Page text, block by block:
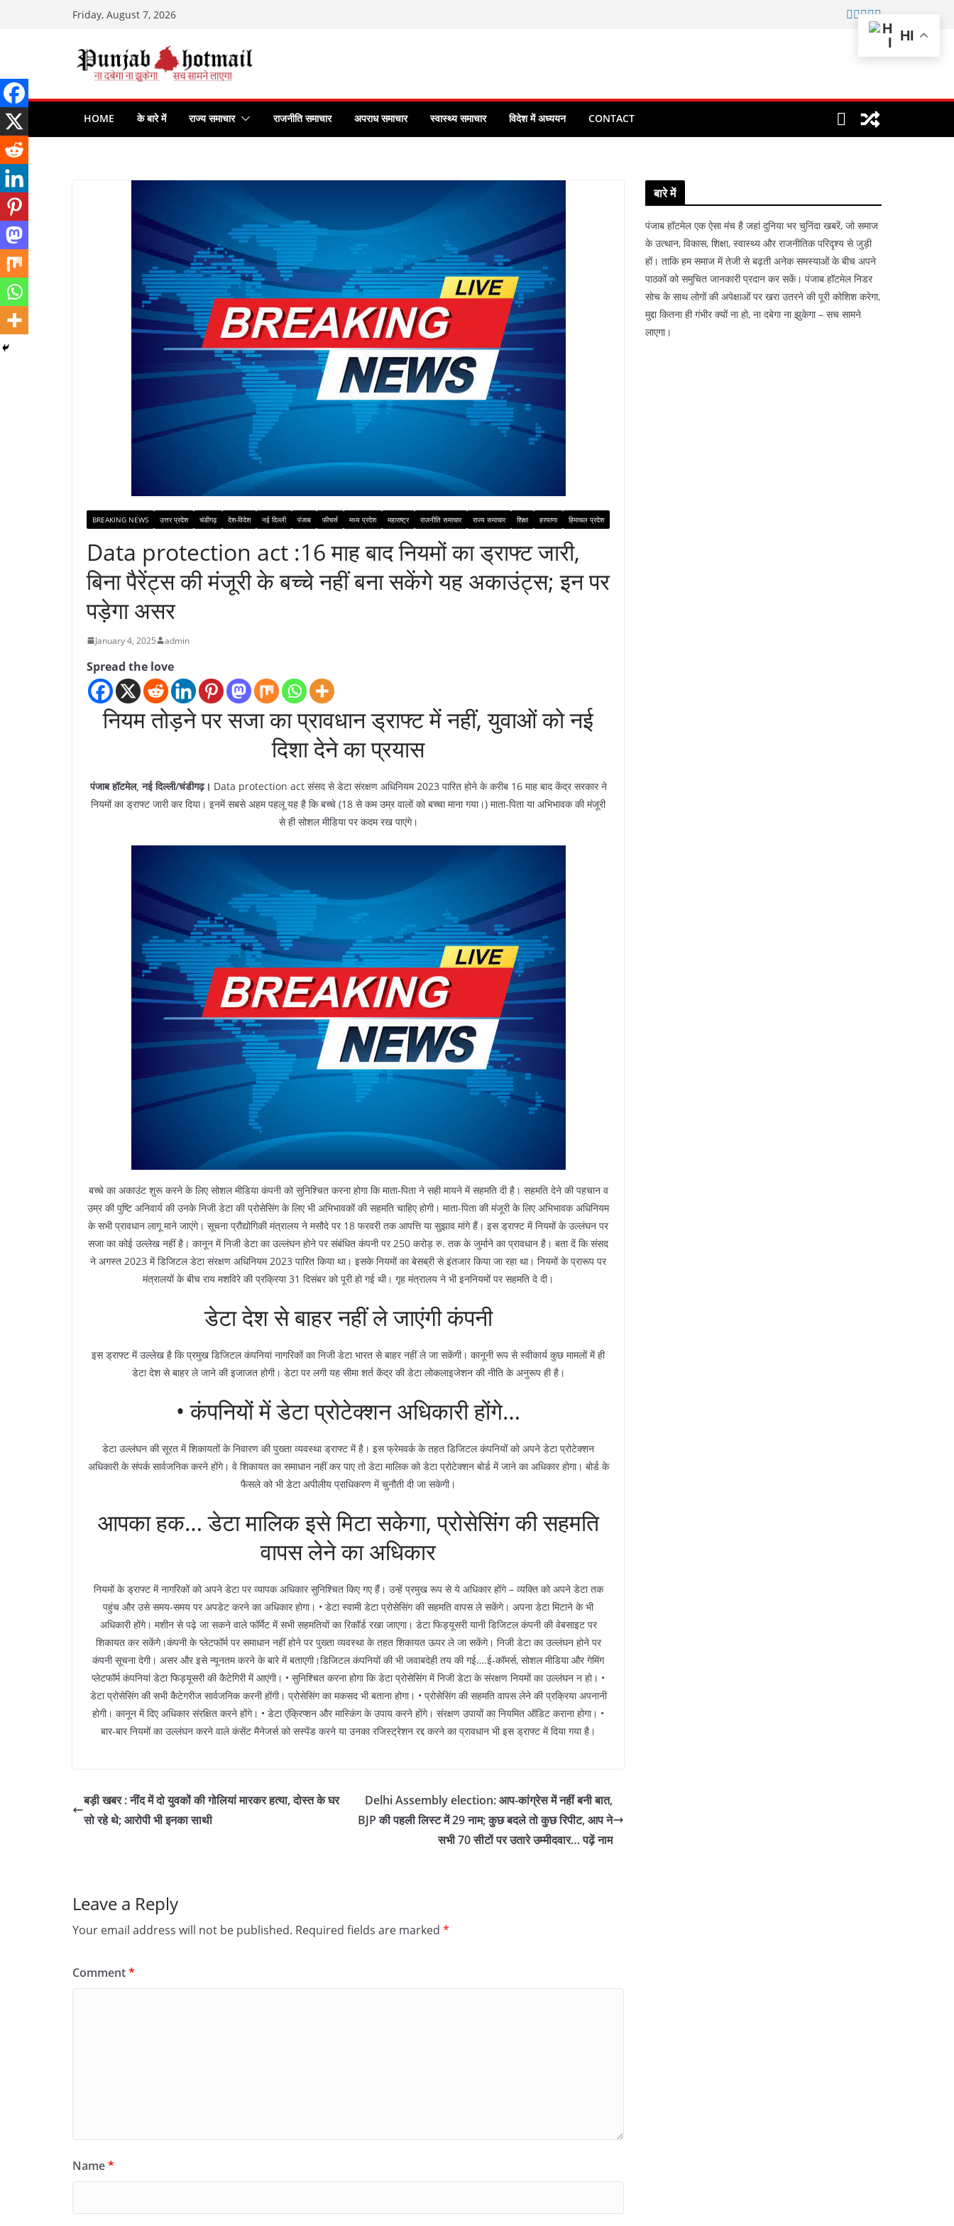
Friday, August 7, 2026
HOME के बारे में राज्य समाचार राजनीति समाचार अपराध समाचार स्वास्थ्य समाचार विदेश में अध्ययन CONTACT
BREAKING NEWS उत्तर प्रदेश चंडीगढ़ देश-विदेश नई दिल्ली पंजाब फीचर्स मध्य प्रदेश महाराष्ट्र राजनीति समाचार राज्य समाचार शिक्षा हरयाणा हिमाचल प्रदेश
Data protection act :16 माह बाद नियमों का ड्राफ्ट जारी,
बिना पैरेंट्स की मंजूरी के बच्चे नहीं बना सकेंगे यह अकाउंट्स; इन पर
पड़ेगा असर
January 4, 2025 admin
Spread the love
नियम तोड़ने पर सजा का प्रावधान ड्राफ्ट में नहीं, युवाओं को नई
दिशा देने का प्रयास
पंजाब हॉटमेल, नई दिल्ली/चंडीगढ़। Data protection act संसद से डेटा संरक्षण अधिनियम 2023 पारित होने के करीब 16 माह बाद केंद्र सरकार ने
नियमों का ड्राफ्ट जारी कर दिया। इनमें सबसे अहम पहलू यह है कि बच्चे (18 से कम उम्र वालों को बच्चा माना गया।) माता-पिता या अभिभावक की मंजूरी
से ही सोशल मीडिया पर कदम रख पाएंगे।
बच्चे का अकाउंट शुरू करने के लिए सोशल मीडिया कंपनी को सुनिश्चित करना होगा कि माता-पिता ने सही मायने में सहमति दी है। सहमति देने की पहचान व
उम्र की पुष्टि अनिवार्य की उनके निजी डेटा की प्रोसेसिंग के लिए भी अभिभावकों की सहमति चाहिए होगी। माता-पिता की मंजूरी के लिए अभिभावक अधिनियम
के सभी प्रावधान लागू माने जाएंगे। सूचना प्रौद्योगिकी मंत्रालय ने मसौदे पर 18 फरवरी तक आपत्ति या सुझाव मांगे हैं। इस ड्राफ्ट में नियमों के उल्लंघन पर
सजा का कोई उल्लेख नहीं है। कानून में निजी डेटा का उल्लंघन होने पर संबंधित कंपनी पर 250 करोड़ रु. तक के जुर्माने का प्रावधान है। बता दें कि संसद
ने अगस्त 2023 में डिजिटल डेटा संरक्षण अधिनियम 2023 पारित किया था। इसके नियमों का बेसब्री से इंतजार किया जा रहा था। नियमों के प्रारूप पर
मंत्रालयों के बीच राय मशविरे की प्रक्रिया 31 दिसंबर को पूरी हो गई थी। गृह मंत्रालय ने भी इननियमों पर सहमति दे दी।
डेटा देश से बाहर नहीं ले जाएंगी कंपनी
इस ड्राफ्ट में उल्लेख है कि प्रमुख डिजिटल कंपनियां नागरिकों का निजी डेटा भारत से बाहर नहीं ले जा सकेंगी। कानूनी रूप से स्वीकार्य कुछ मामलों में ही
डेटा देश से बाहर ले जाने की इजाजत होगी। डेटा पर लगी यह सीमा शर्त केंद्र की डेटा लोकलाइजेशन की नीति के अनुरूप ही है।
• कंपनियों में डेटा प्रोटेक्शन अधिकारी होंगे…
डेटा उल्लंघन की सूरत में शिकायतों के निवारण की पुख्ता व्यवस्था ड्राफ्ट में है। इस फ्रेमवर्क के तहत डिजिटल कंपनियों को अपने डेटा प्रोटेक्शन
अधिकारी के संपर्क सार्वजनिक करने होंगे। वे शिकायत का समाधान नहीं कर पाए तो डेटा मालिक को डेटा प्रोटेक्शन बोर्ड में जाने का अधिकार होगा। बोर्ड के
फैसले को भी डेटा अपीलीय प्राधिकरण में चुनौती दी जा सकेगी।
आपका हक… डेटा मालिक इसे मिटा सकेगा, प्रोसेसिंग की सहमति
वापस लेने का अधिकार
नियमों के ड्राफ्ट में नागरिकों को अपने डेटा पर व्यापक अधिकार सुनिश्चित किए गए हैं। उन्हें प्रमुख रूप से ये अधिकार होंगे – व्यक्ति को अपने डेटा तक
पहुंच और उसे समय-समय पर अपडेट करने का अधिकार होगा। • डेटा स्वामी डेटा प्रोसेसिंग की सहमति वापस ले सकेंगे। अपना डेटा मिटाने के भी
अधिकारी होंगे। मशीन से पढ़े जा सकने वाले फॉर्मेट में सभी सहमतियों का रिकॉर्ड रखा जाएगा। डेटा फिड्यूसरी यानी डिजिटल कंपनी की वेबसाइट पर
शिकायत कर सकेंगे।कंपनी के प्लेटफॉर्म पर समाधान नहीं होने पर पुख्ता व्यवस्था के तहत शिकायत ऊपर ले जा सकेंगे। निजी डेटा का उल्लंघन होने पर
कंपनी सूचना देगी। असर और इसे न्यूनतम करने के बारे में बताएगी।डिजिटल कंपनियों की भी जवाबदेही तय की गई….ई-कॉमर्स, सोशल मीडिया और गेमिंग
प्लेटफॉर्म कंपनियां डेटा फिड्यूसरी की कैटेगिरी में आएंगी। • सुनिश्चित करना होगा कि डेटा प्रोसेसिंग में निजी डेटा के संरक्षण नियमों का उल्लंघन न हो। •
डेटा प्रोसेसिंग की सभी कैटेगरीज सार्वजनिक करनी होंगी। प्रोसेसिंग का मकसद भी बताना होगा। • प्रोसेसिंग की सहमति वापस लेने की प्रक्रिया अपनानी
होगी। कानून में दिए अधिकार संरक्षित करने होंगे। • डेटा एंक्रिप्शन और मास्किंग के उपाय करने होंगे। संरक्षण उपायों का नियमित ऑडिट कराना होगा। •
बार-बार नियमों का उल्लंघन करने वाले कंसेंट मैनेजर्स को सस्पेंड करने या उनका रजिस्ट्रेशन रद्द करने का प्रावधान भी इस ड्राफ्ट में दिया गया है।
बड़ी खबर : नींद में दो युवकों की गोलियां मारकर हत्या, दोस्त के घर
सो रहे थे; आरोपी भी इनका साथी
Delhi Assembly election: आप-कांग्रेस में नहीं बनी बात,
BJP की पहली लिस्ट में 29 नाम; कुछ बदले तो कुछ रिपीट, आप ने
सभी 70 सीटों पर उतारे उम्मीदवार… पढ़ें नाम
Leave a Reply
Your email address will not be published. Required fields are marked *
Comment*
Name*
बारे में
पंजाब हॉटमेल एक ऐसा मंच है जहां दुनिया भर चुनिंदा खबरें, जो समाज
के उत्थान, विकास, शिक्षा, स्वास्थ्य और राजनीतिक परिदृश्य से जुड़ी
हों। ताकि हम समाज में तेजी से बढ़ती अनेक समस्याओं के बीच अपने
पाठकों को समुचित जानकारी प्रदान कर सकें। पंजाब हॉटमेल निडर
सोच के साथ लोगों की अपेक्षाओं पर खरा उतरने की पूरी कोशिश करेगा,
मुद्दा कितना ही गंभीर क्यों ना हो, ना दबेगा ना झुकेगा – सच सामने
लाएगा।
HI